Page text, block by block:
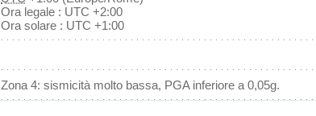
Ora legale : UTC +2:00
Ora solare : UTC +1:00
Zona 4: sismicità molto bassa, PGA inferiore a 0,05g.